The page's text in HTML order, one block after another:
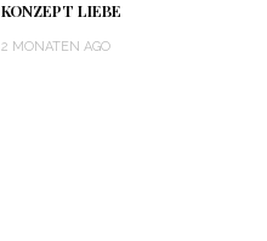
KONZEPT LIEBE
2 MONATEN AGO